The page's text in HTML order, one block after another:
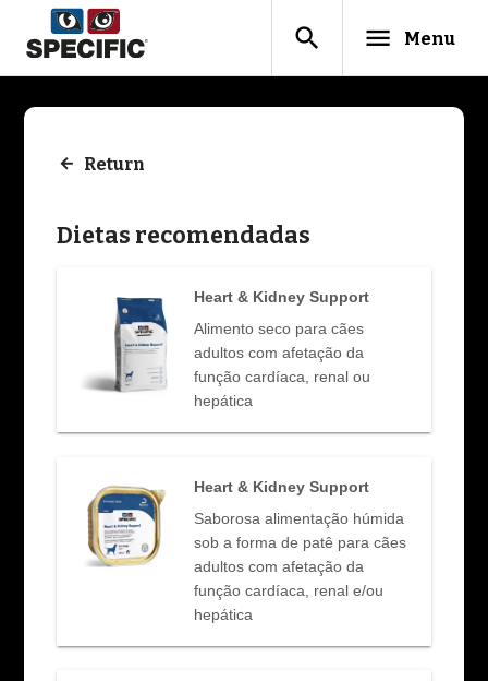
search menu Menu
Return
Dietas recomendadas
Heart & Kidney Support
Alimento seco para cães
adultos com afetação da
função cardíaca, renal ou
hepática
Heart & Kidney Support
Saborosa alimentação húmida
sob a forma de patê para cães
adultos com afetação da
função cardíaca, renal e/ou
hepática